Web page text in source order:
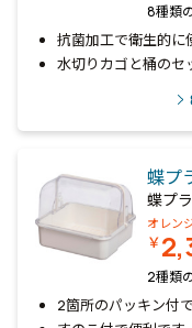
8種類
抗菌加工で衛生的に
水切りカゴと桶のセ
蝶プ
蝶プ
オレン
￥
2種類
2箇所のパッキン付